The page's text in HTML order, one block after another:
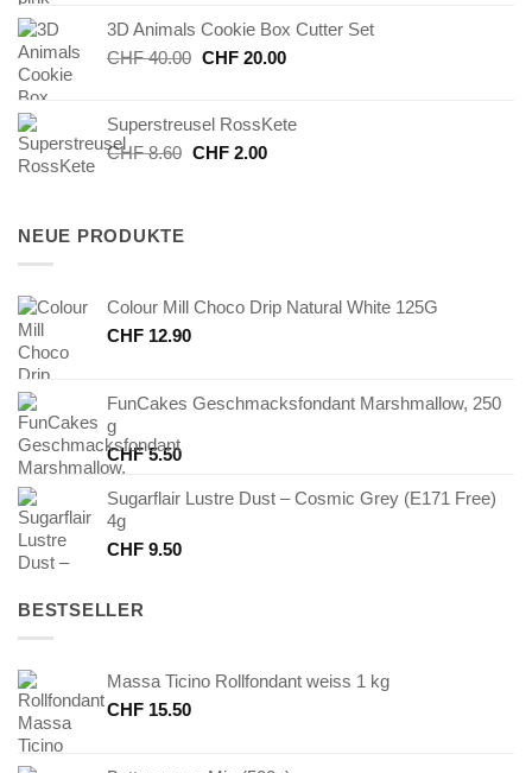
CHF 2.90CHF 1.00.
3D Animals Cookie Box Cutter Set
CHF40.00 Ursprünglicher
CHF 40.00
CHF20.00Aktueller
CHF 20.00.
Superstreusel RossKete
CHF8.60 Ursprünglicher
CHF2.00Aktueller
NEUE PRODUKTE
Colour Mill Choco Drip Natural White 125G
CHF 12.90
FunCakes Geschmacksfondant Marshmallow, 250
g
CHF5.50
Sugarflair Lustre Dust – Cosmic Grey (E171 Free)
4g
CHF 9.50
BESTSELLER
Massa Ticino Rollfondant weiss 1 kg
CHF 15.50